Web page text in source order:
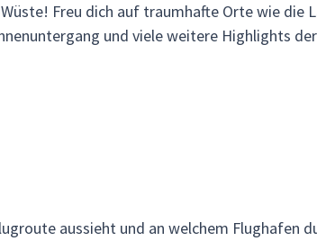
Freu dich auf traumhafte Orte wie die
und viele weitere Highlights
aussieht und an welchem Flughafen